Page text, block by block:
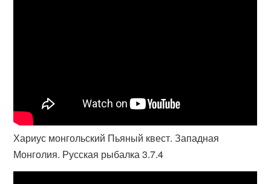
Хариус монгольский Пьяный квест. Западная
Монголия. Русская рыбалка 3.7.4